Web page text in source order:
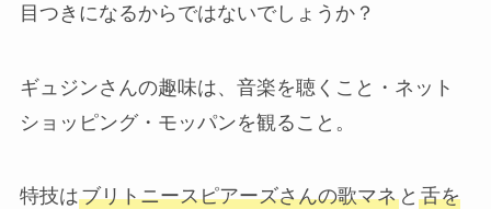
目つきになるからではないでしょうか？
ギュジンさんの趣味は、音楽を聴くこと・ネット
ショッピング・モッパンを観ること。
特技はブリトニースピアーズさんの歌マネと 舌を